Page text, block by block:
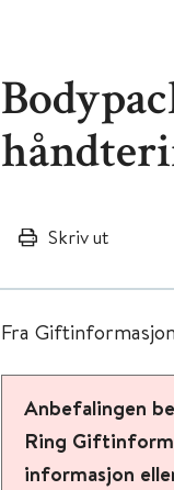
Skriv ut
Fra
Anbefalingen
Ring
informasjon